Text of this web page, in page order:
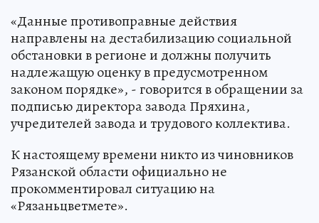
«Данные противоправные действия
направлены на дестабилизацию социальной
обстановки в регионе и должны получить
надлежащую оценку в предусмотренном
законом порядке», - говорится в обращении за
подписью директора завода Пряхина,
учредителей завода и трудового коллектива.
К настоящему времени никто из чиновников
Рязанской области официально не
прокомментировал ситуацию на
«Рязаньцветмете».